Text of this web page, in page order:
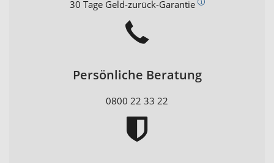
30 Tage Geld-zurück-Garantie
Persönliche Beratung
0800 22 33 22